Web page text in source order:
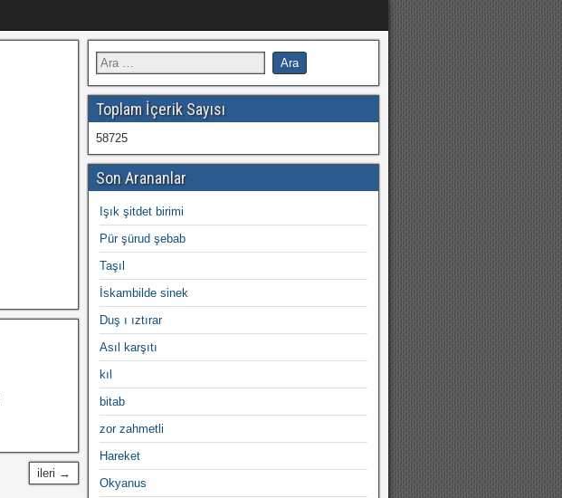
ileri →
Toplam İçerik Sayısı
58725
Son Arananlar
Işık şitdet birimi
Pür şürud şebab
Taşıl
İskambilde sinek
Duş ı ıztırar
Asıl karşıtı
kıl
bitab
zor zahmetli
Hareket
Okyanus